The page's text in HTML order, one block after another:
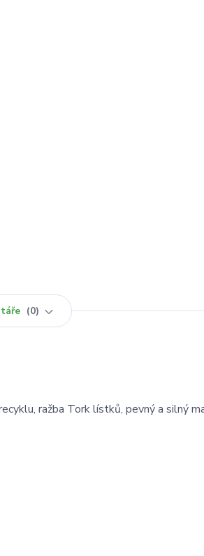
0
ražba Tork lístků, pevný a silný